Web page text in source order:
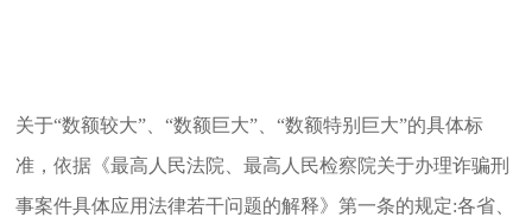
关于“数额较大”、“数额巨大”、“数额特别巨大”的具体标
准，依据《最高人民法院、最高人民检察院关于办理诈骗刑
事案件具体应用法律若干问题的解释》第一条的规定:各省、